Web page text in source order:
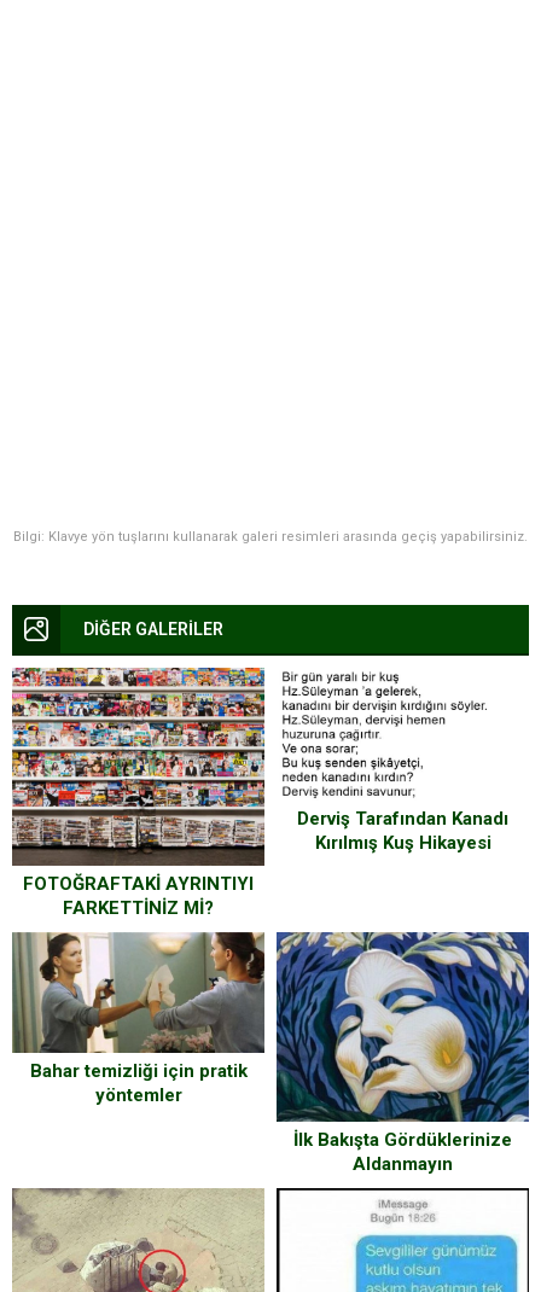
Bilgi: Klavye yön tuşlarını kullanarak galeri resimleri arasında geçiş yapabilirsiniz.
DİĞER GALERİLER
FOTOĞRAFTAKİ AYRINTIYI
FARKETTİNİZ Mİ?
Derviş Tarafından Kanadı
Kırılmış Kuş Hikayesi
Bahar temizliği için pratik
yöntemler
İlk Bakışta Gördüklerinize
Aldanmayın